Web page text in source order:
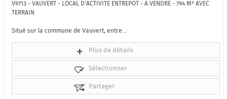
V9713 - VAUVERT - LOCAL D'ACTIVITE ENTREPOT - A VENDRE - 794 M² AVEC
TERRAIN
Situé sur la commune de Vauvert, entre...
Plus de détails
Sélectionner
Partager